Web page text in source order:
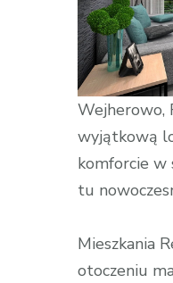
Wejherowo,
wyjątkową
komforcie w
tu
Mieszkania
otoczeniu